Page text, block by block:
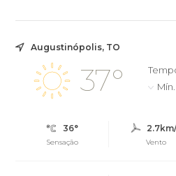
Augustinópolis, TO
37°
Mín.
36°
Sensação Vento